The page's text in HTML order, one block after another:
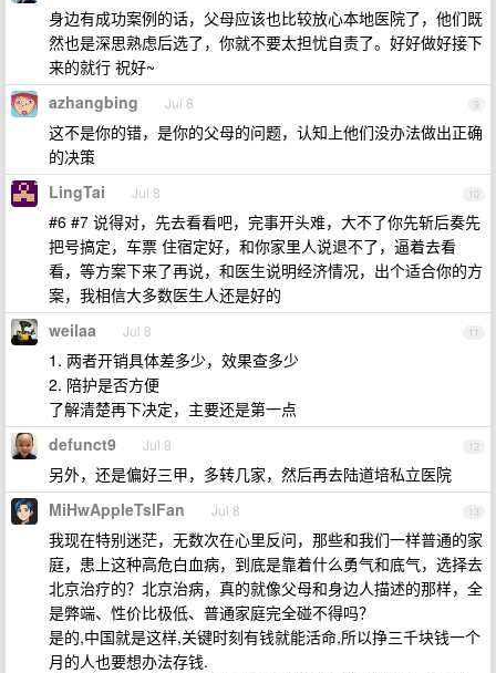
身边有成功案例的话，父母应该也比较放心本地医院了，他们既
然也是深思熟虑后选了，你就不要太担忧自责了。好好做好接下
来的就行 祝好~
9
azhangbing Jul 8
这不是你的错，是你的父母的问题，认知上他们没办法做出正确
的决策
10
LingTai Jul 8
#6 #7 说得对，先去看看吧，完事开头难，大不了你先斩后奏先
把号搞定，车票 住宿定好，和你家里人说退不了，逼着去看
看，等方案下来了再说，和医生说明经济情况，出个适合你的方
案，我相信大多数医生人还是好的
11
weilaa Jul 8
1. 两者开销具体差多少，效果查多少
2. 陪护是否方便
了解清楚再下决定，主要还是第一点
12
defunct9 Jul 8
另外，还是偏好三甲，多转几家，然后再去陆道培私立医院
13
MiHwAppleTslFan Jul 8
我现在特别迷茫，无数次在心里反问，那些和我们一样普通的家
庭，患上这种高危白血病，到底是靠着什么勇气和底气，选择去
北京治疗的？北京治病，真的就像父母和身边人描述的那样，全
是弊端、性价比极低、普通家庭完全碰不得吗？
是的,中国就是这样,关键时刻有钱就能活命,所以挣三千块钱一个
月的人也要想办法存钱.